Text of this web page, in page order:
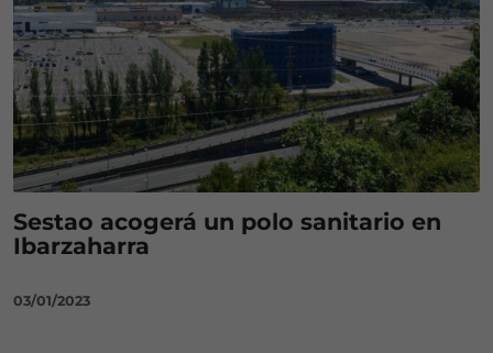
Sestao acogerá un polo sanitario en
Ibarzaharra
03/01/2023